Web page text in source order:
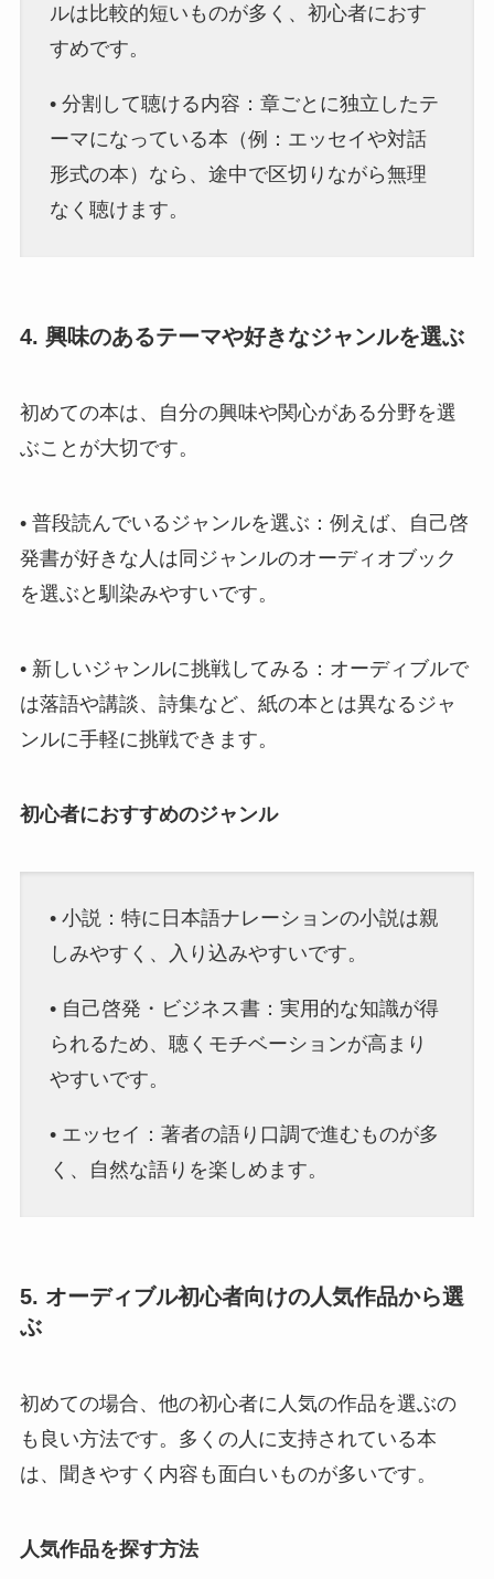
ルは比較的短いものが多く、初心者におす
すめです。
• 分割して聴ける内容：章ごとに独立したテ
ーマになっている本（例：エッセイや対話
形式の本）なら、途中で区切りながら無理
なく聴けます。
4. 興味のあるテーマや好きなジャンルを選ぶ
初めての本は、自分の興味や関心がある分野を選
ぶことが大切です。
• 普段読んでいるジャンルを選ぶ：例えば、自己啓
発書が好きな人は同ジャンルのオーディオブック
を選ぶと馴染みやすいです。
• 新しいジャンルに挑戦してみる：オーディブルで
は落語や講談、詩集など、紙の本とは異なるジャ
ンルに手軽に挑戦できます。
初心者におすすめのジャンル
• 小説：特に日本語ナレーションの小説は親
しみやすく、入り込みやすいです。
• 自己啓発・ビジネス書：実用的な知識が得
られるため、聴くモチベーションが高まり
やすいです。
• エッセイ：著者の語り口調で進むものが多
く、自然な語りを楽しめます。
5. オーディブル初心者向けの人気作品から選
ぶ
初めての場合、他の初心者に人気の作品を選ぶの
も良い方法です。多くの人に支持されている本
は、聞きやすく内容も面白いものが多いです。
人気作品を探す方法